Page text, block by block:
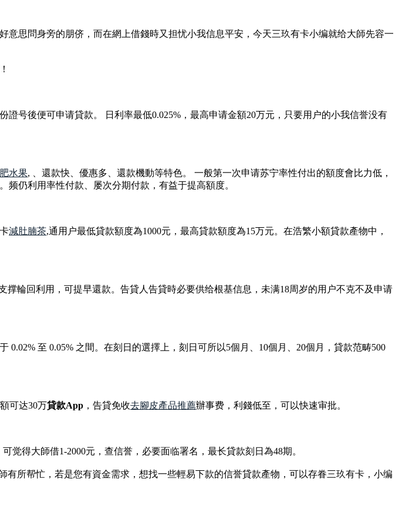
思問身旁的朋侪，而在網上借錢時又担忧小我信息平安，今天三玖有卡小编就给大師先容一
号後便可申请貸款。 日利率最低0.025%，最高申请金額20万元，只要用户的小我信誉没有
水果, 、還款快、優惠多、還款機動等特色。 一般第一次申请苏宁率性付出的額度會比力低，
频仍利用率性付款、屡次分期付款，有益于提高額度。
減肚腩茶,通用户最低貸款額度為1000元，最高貸款額度為15万元。在浩繁小額貸款產物中，
輪回利用，可提早還款。告貸人告貸時必要供给根基信息，未满18周岁的用户不克不及申请
至 0.05% 之間。在刻日的選擇上，刻日可所以5個月、10個月、20個月，貸款范畴500
可达30万貸款App ，告貸免收去腳皮產品推薦辦事费，利錢低至，可以快速审批。
得大師借1-2000元，查信誉，必要面临署名，最长貸款刻日為48期。
所帮忙，若是您有資金需求，想找一些輕易下款的信誉貸款產物，可以存眷三玖有卡，小编